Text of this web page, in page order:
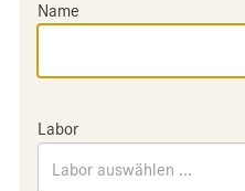
Name
Labor
Labor auswählen ...